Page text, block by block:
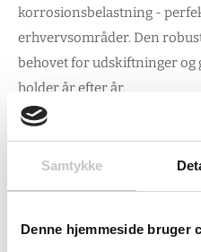
Samtykke
Denne hjemmeside bruger
korrosionsbelastning -
erhvervsområder. Den
behovet for udskiftninger og
holder år efter år.
Gennemtænkt
Det cylinderformede design
uautoriseret adgang - en